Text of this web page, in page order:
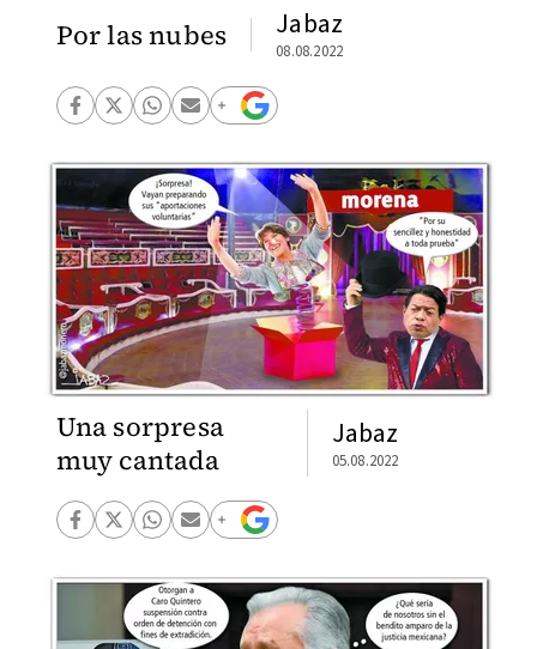
Por las nubes Jabaz
08.08.2022
Una sorpresa
muy cantada
Jabaz
05.08.2022